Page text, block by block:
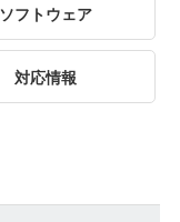
ソフトウェア
対応情報